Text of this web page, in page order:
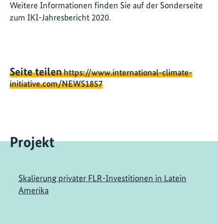
Weitere Informationen finden Sie auf der Sonderseite
zum IKI-Jahresbericht 2020.
Seite teilenhttps://www.international-climate-
initiative.com/NEWS1857
Projekt
Skalierung privater FLR-Investitionen in Latein
Amerika